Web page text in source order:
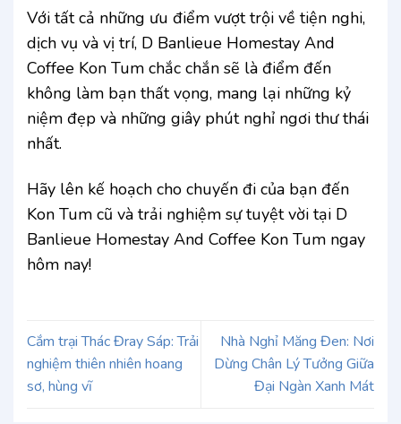
Với tất cả những ưu điểm vượt trội về tiện nghi,
dịch vụ và vị trí, D Banlieue Homestay And
Coffee Kon Tum chắc chắn sẽ là điểm đến
không làm bạn thất vọng, mang lại những kỷ
niệm đẹp và những giây phút nghỉ ngơi thư thái
nhất.
Hãy lên kế hoạch cho chuyến đi của bạn đến
Kon Tum cũ và trải nghiệm sự tuyệt vời tại D
Banlieue Homestay And Coffee Kon Tum ngay
hôm nay!
Cắm trại Thác Đray Sáp: Trải
nghiệm thiên nhiên hoang
sơ, hùng vĩ
Nhà Nghỉ Măng Đen: Nơi
Dừng Chân Lý Tưởng Giữa
Đại Ngàn Xanh Mát